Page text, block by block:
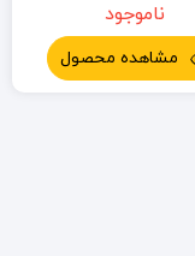
ناموجود
مشاهده محصول